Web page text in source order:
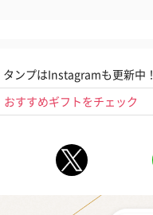
プリザーブドフラワー
タンプはInstagramも更新中！
おすすめギフトをチェック